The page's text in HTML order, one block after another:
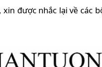
được nhắc lại về các